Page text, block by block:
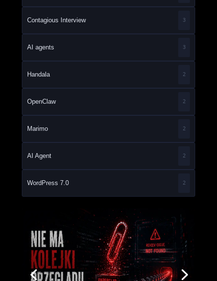
Contagious Interview 3
AI agents 3
Handala 2
OpenClaw 2
Marimo 2
AI Agent 2
WordPress 7.0 2